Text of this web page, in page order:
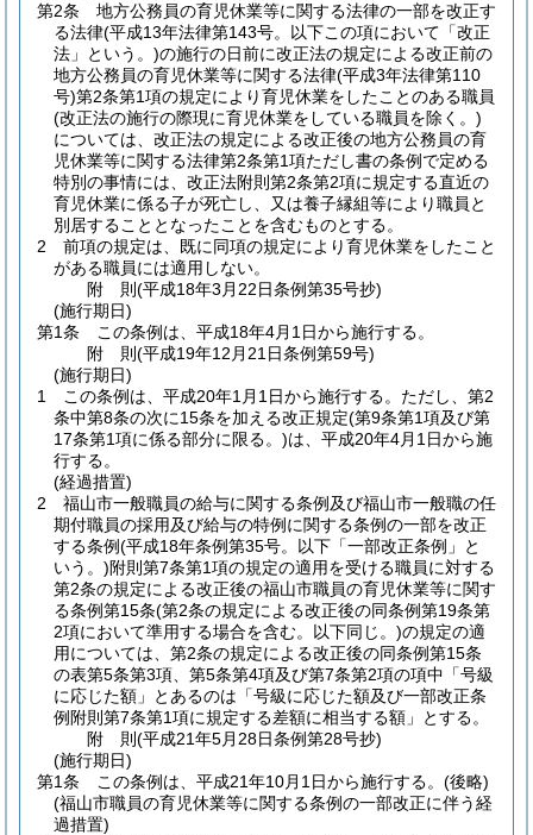
第2条
地方公務員の育児休業等に関する法律の一部を改正す
る法律(平成13年法律第143号。以下この項において「改正
法」という。)の施行の日前に改正法の規定による改正前の
地方公務員の育児休業等に関する法律(平成3年法律第110
号)第2条第1項の規定により育児休業をしたことのある職員
(改正法の施行の際現に育児休業をしている職員を除く。)
については、改正法の規定による改正後の地方公務員の育
児休業等に関する法律第2条第1項ただし書の条例で定める
特別の事情には、改正法附則第2条第2項に規定する直近の
育児休業に係る子が死亡し、又は養子縁組等により職員と
別居することとなったことを含むものとする。
2
前項の規定は、既に同項の規定により育児休業をしたこと
がある職員には適用しない。
附 則(平成18年3月22日条例第35号抄)
(施行期日)
第1条
この条例は、平成18年4月1日から施行する。
附 則(平成19年12月21日条例第59号)
(施行期日)
1
この条例は、平成20年1月1日から施行する。 ただし、第2
条中第8条の次に15条を加える改正規定(第9条第1項及び第
17条第1項に係る部分に限る。)は、平成20年4月1日から施
行する。
(経過措置)
2
福山市一般職員の給与に関する条例及び福山市一般職の任
期付職員の採用及び給与の特例に関する条例の一部を改正
する条例(平成18年条例第35号。以下「一部改正条例」と
いう。)附則第7条第1項の規定の適用を受ける職員に対する
第2条の規定による改正後の福山市職員の育児休業等に関す
る条例第15条(第2条の規定による改正後の同条例第19条第
2項において準用する場合を含む。以下同じ。)の規定の適
用については、第2条の規定による改正後の同条例第15条
の表第5条第3項、第5条第4項及び第7条第2項の項中「号級
に応じた額」とあるのは「号級に応じた額及び一部改正条
例附則第7条第1項に規定する差額に相当する額」とする。
附 則(平成21年5月28日条例第28号抄)
(施行期日)
第1条
この条例は、平成21年10月1日から施行する。 (後略)
(福山市職員の育児休業等に関する条例の一部改正に伴う経
過措置)